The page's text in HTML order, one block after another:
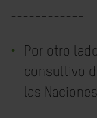
------------
Por otro
consultivo
las